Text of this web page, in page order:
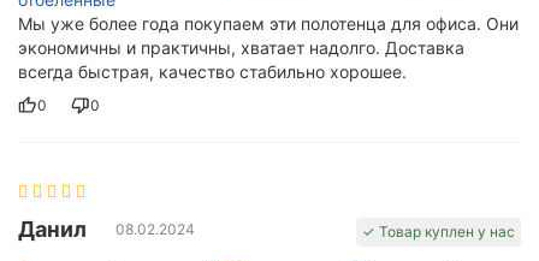
Мы уже более года покупаем эти полотенца для офиса. Они
экономичны и практичны, хватает надолго. Доставка
всегда быстрая, качество стабильно хорошее.
0 0
Данил 08.02.2024 ✓ Товар куплен у нас